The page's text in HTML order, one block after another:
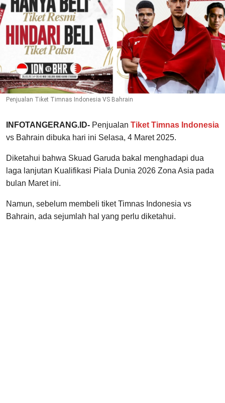
Penjualan Tiket Timnas Indonesia VS Bahrain
INFOTANGERANG.ID- Penjualan Tiket Timnas Indonesia
vs Bahrain dibuka hari ini Selasa, 4 Maret 2025.
Diketahui bahwa Skuad Garuda bakal menghadapi dua
laga lanjutan Kualifikasi Piala Dunia 2026 Zona Asia pada
bulan Maret ini.
Namun, sebelum membeli tiket Timnas Indonesia vs
Bahrain, ada sejumlah hal yang perlu diketahui.